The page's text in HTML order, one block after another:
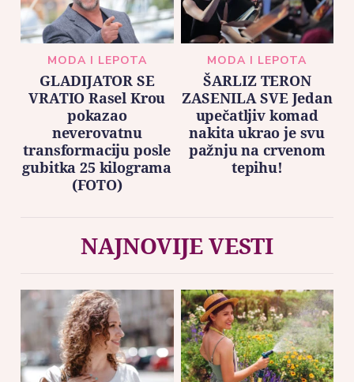
MODA I LEPOTA
GLADIJATOR SE
VRATIO Rasel Krou
pokazao
neverovatnu
transformaciju posle
gubitka 25 kilograma
(FOTO)
MODA I LEPOTA
ŠARLIZ TERON
ZASENILA SVE Jedan
upečatljiv komad
nakita ukrao je svu
pažnju na crvenom
tepihu!
NAJNOVIJE VESTI